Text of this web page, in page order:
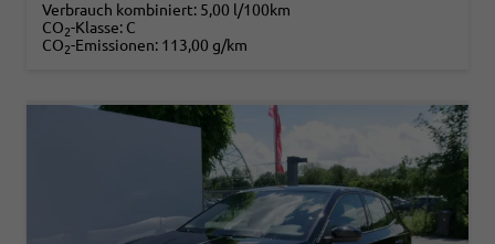
Verbrauch kombiniert: 5,00 l/100km
CO2-Klasse: C
CO2-Emissionen: 113,00 g/km